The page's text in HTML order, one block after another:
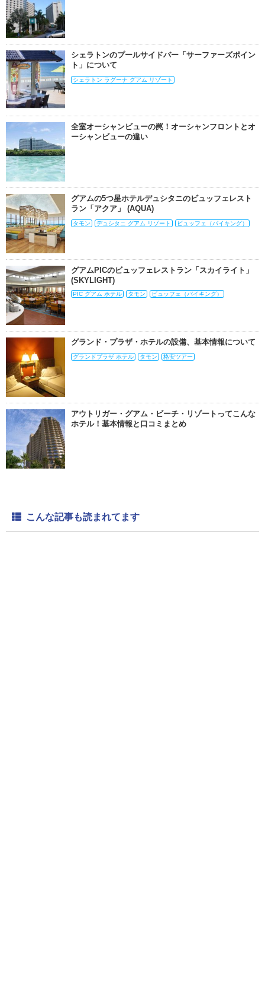
シェラトンのプールサイドバー「サーファーズポイン
ト」について
シェラトン ラグーナ グアム リゾート
全室オーシャンビューの罠！オーシャンフロントとオ
ーシャンビューの違い
グアムの5つ星ホテルデュシタニのビュッフェレスト
ラン「アクア」 (AQUA)
タモン デュシタニ グアム リゾート ビュッフェ（バイキング）
グアムPICのビュッフェレストラン「スカイライト」
(SKYLIGHT)
PIC グアム ホテル タモン ビュッフェ（バイキング）
グランド・プラザ・ホテルの設備、基本情報について
グランドプラザ ホテル タモン 格安ツアー
アウトリガー・グアム・ビーチ・リゾートってこんな
ホテル！基本情報と口コミまとめ
こんな記事も読まれてます